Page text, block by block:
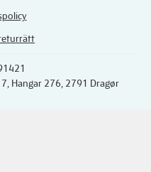
7, Hangar 276, 2791 Dragør